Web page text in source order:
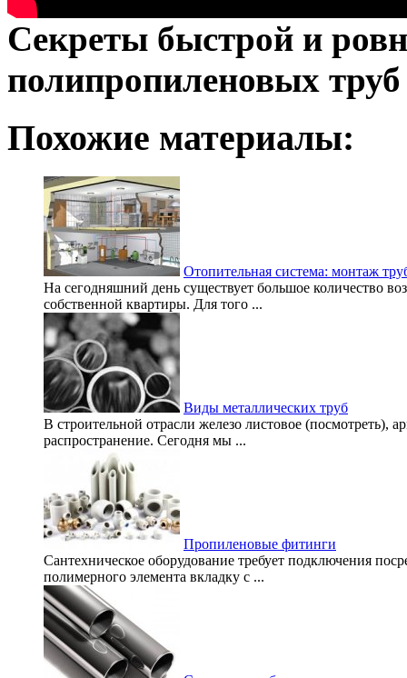
Секреты быстрой и
полипропиленовых труб
Похожие материалы:
Отопительная система: монтаж
На сегодняшний день существует большое количество
собственной квартиры. Для того ...
Виды металлических труб
В строительной отрасли железо листовое (посмотреть),
распространение. Сегодня мы ...
Пропиленовые фитинги
Сантехническое оборудование требует подключения
полимерного элемента вкладку с ...